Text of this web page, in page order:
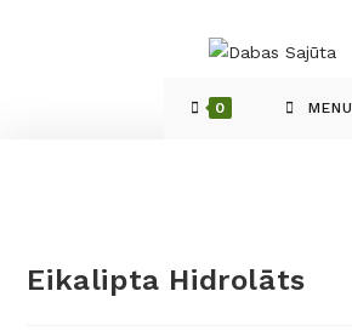
0 MENU
Eikalipta Hidrolāts